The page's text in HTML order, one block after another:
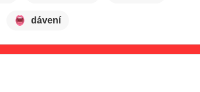
dávení